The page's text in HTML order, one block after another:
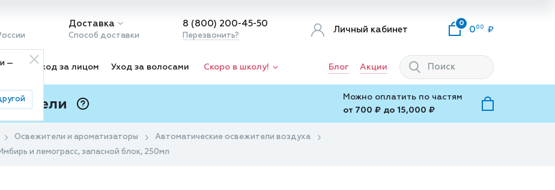
—
Доставка
Способ доставки
8 (800) 200-45-50
Перезвонить?
Личный кабинет
0
0 00
Уход за лицом Уход за волосами Скоро в школу! Блог Акции
Подели
Можно оплатить по частям
от 700 ₽ до 15,000 ₽
Освежители и ароматизаторы
Автоматические освежители воздуха
и лемограсс, запасной блок, 250мл